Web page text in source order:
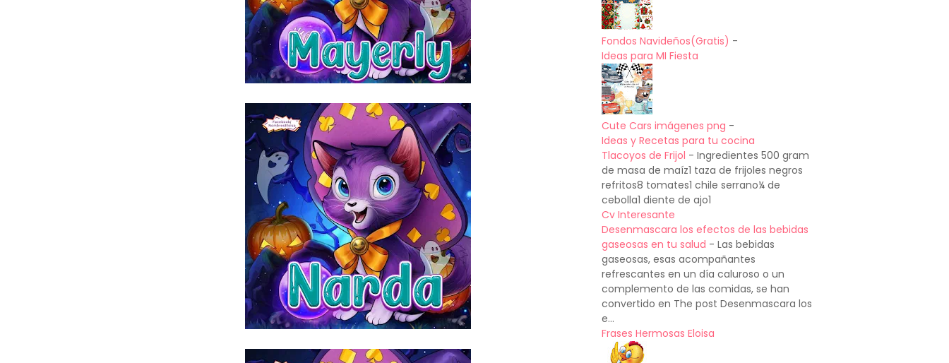
Fondos Navideños(Gratis) -
Ideas para MI Fiesta
Cute Cars imágenes png -
Ideas y Recetas para tu cocina
Tlacoyos de Frijol - Ingredientes 500 gram
de masa de maíz1 taza de frijoles negros
refritos8 tomates1 chile serrano¼ de
cebolla1 diente de ajo1
Cv Interesante
Desenmascara los efectos de las bebidas
gaseosas en tu salud - Las bebidas
gaseosas, esas acompañantes
refrescantes en un día caluroso o un
complemento de las comidas, se han
convertido en The post Desenmascara los
e...
Frases Hermosas Eloisa